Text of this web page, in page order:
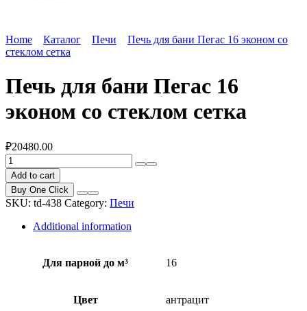
Home Каталог Печи
Печь для бани Пегас 16 эконом со
стеклом сетка
Печь для бани Пегас 16
эконом со стеклом сетка
₽20480.00
Печь
для
бани
Пегас
16
эконом
Add to cart
Buy One Click
SKU: td-438 Category: Печи
Additional information
Для парной до м³ 16
Цвет антрацит